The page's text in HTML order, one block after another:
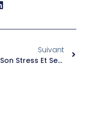
Suivant
Gérer Son Stress Et Ses Émotions